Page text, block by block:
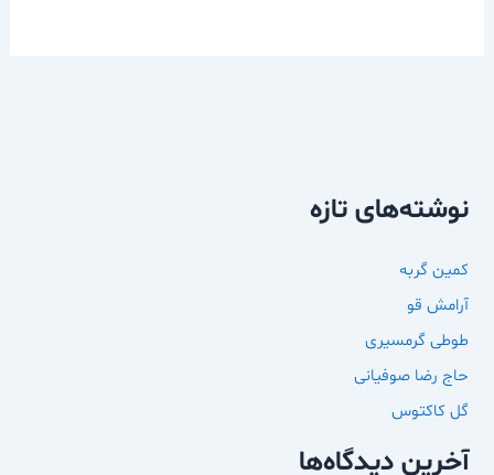
نوشته‌های تازه
کمین گربه
آرامش قو
طوطی گرمسیری
حاج رضا صوفیانی
گل کاکتوس
آخرین دیدگاه‌ها